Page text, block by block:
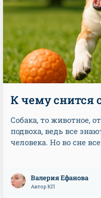
К чему снится
Собака, то животное,
подвоха, ведь все
человека. Но во сне
Валерия Ефанова
Автор КП